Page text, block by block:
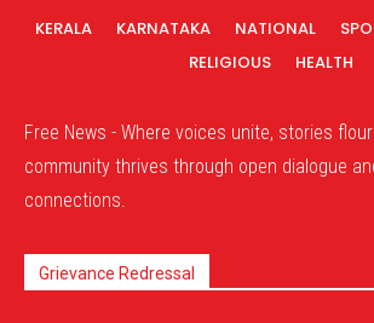
KERALA KARNATAKA NATIONAL
RELIGIOUS
HEALTH
Free News - Where voices unite, stories
community thrives through open dialogue
connections.
Grievance Redressal